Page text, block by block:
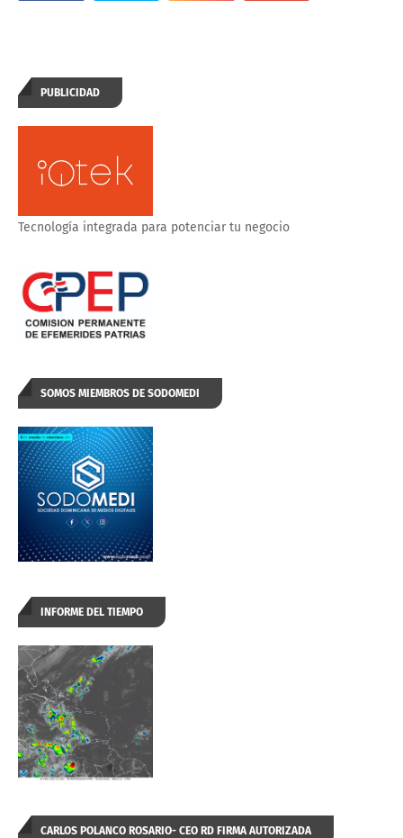
PUBLICIDAD
Tecnología integrada para potenciar tu negocio
SOMOS MIEMBROS DE SODOMEDI
INFORME DEL TIEMPO
CARLOS POLANCO ROSARIO- CEO RD FIRMA AUTORIZADA